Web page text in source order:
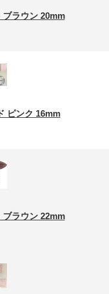
ラウン 20mm
ピンク 16mm
ラウン 22mm